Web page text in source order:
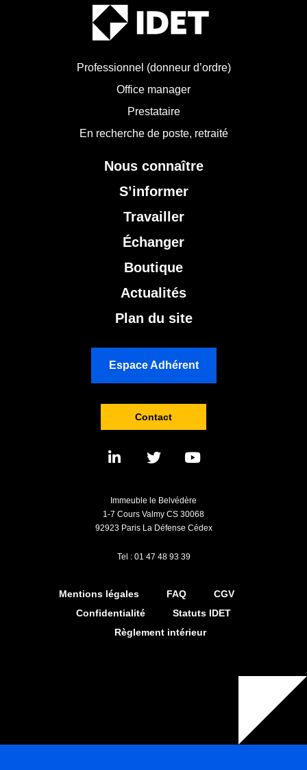
Professionnel (donneur d’ordre)
Office manager
Prestataire
En recherche de poste, retraité
Nous connaître
S’informer
Travailler
Échanger
Boutique
Actualités
Plan du site
Espace Adhérent
Contact
Immeuble le Belvédère
1-7 Cours Valmy CS 30068
92923 Paris La Défense Cédex
Tel : 01 47 48 93 39
Mentions légales FAQ
CGV
Confidentialité
Statuts IDET
Règlement intérieur